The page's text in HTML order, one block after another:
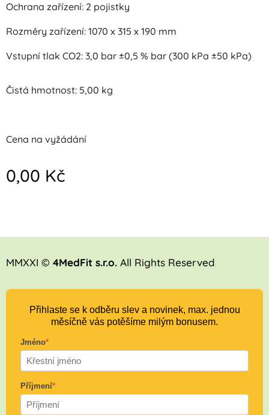
Ochrana zařízení: 2 pojistky
Rozměry zařízení: 1070 x 315 x 190 mm
Vstupní tlak CO2: 3,0 bar ±0,5 % bar (300 kPa ±50 kPa)
Čistá hmotnost: 5,00 kg
Cena na vyžádání
0,00 Kč
MMXXI © 4MedFit s.r.o. All Rights Reserved
Přihlaste se k odběru slev a novinek, max. jednou
měsíčně vás potěšíme milým bonusem.
Jméno*
Příjmení*